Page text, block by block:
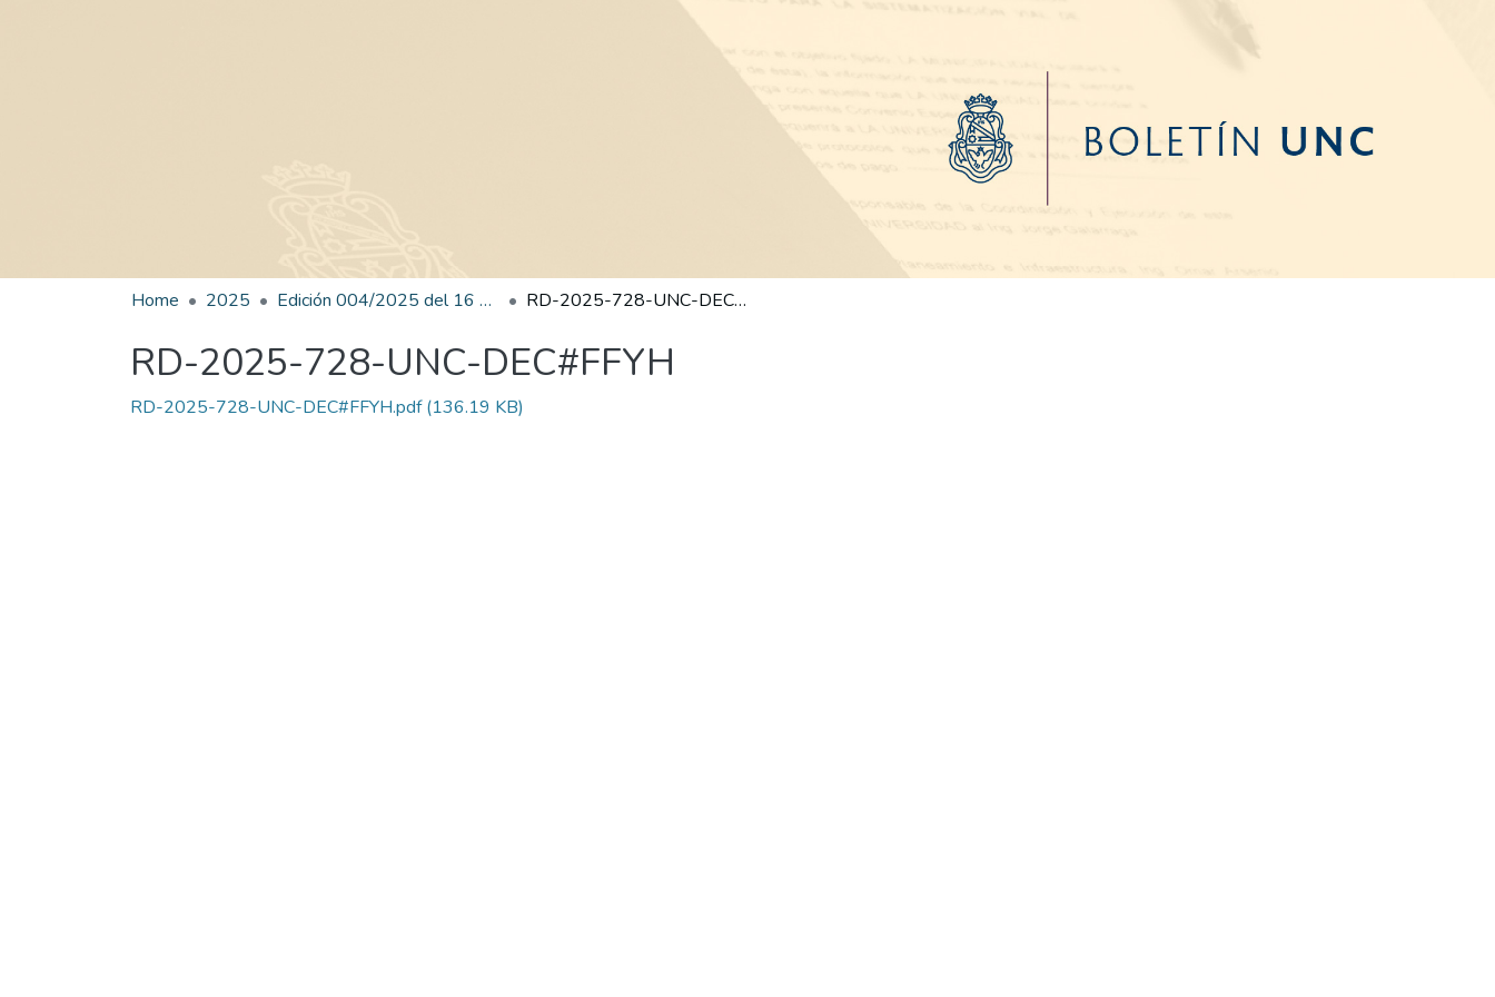
Home 2025 Edición 004/2025 del 16 de junio de 2025 RD-2025-728-UNC-DEC#FFYH
RD-2025-728-UNC-DEC#FFYH
RD-2025-728-UNC-DEC#FFYH.pdf(136.19 KB)